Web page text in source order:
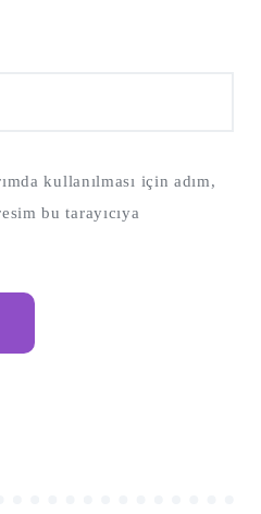
kullanılması için adım,
bu tarayıcıya